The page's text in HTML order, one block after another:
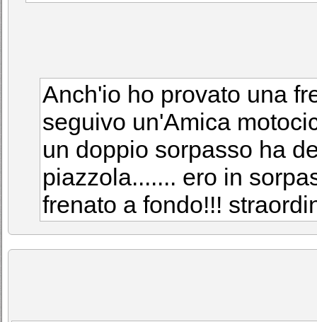
Anch'io ho provato una
seguivo un'Amica
un doppio sorpasso ha
piazzola....... ero in
frenato a fondo!!!